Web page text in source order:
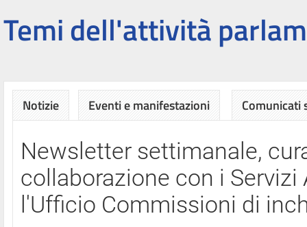
Temi dell'attività
Notizie Eventi e manifestazioni Comunicati
Newsletter settimanale,
collaborazione con i
l'Ufficio Commissioni di